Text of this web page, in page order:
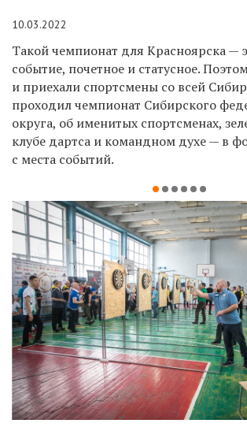
10.03.2022
Такой чемпионат для Красноярска —
событие, почетное и статусное.
и приехали спортсмены со всей
проходил чемпионат Сибирского
округа, об именитых спортсменах,
клубе дартса и командном духе — в
с места событий.